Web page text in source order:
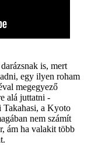
is, mert
egy ilyen roham
megegyező
alá juttatni -
Takahasi, a Kyoto
nem számít
ám ha valakit több